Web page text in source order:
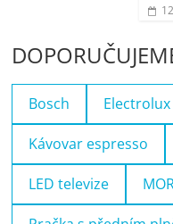
Bosch Electrolux
Kávovar espresso
LED televize